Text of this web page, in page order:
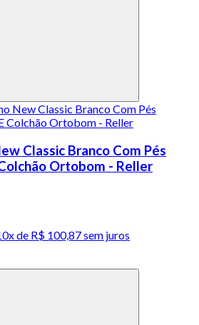
Classic Branco Com Pés
Ortobom - Reller
de R$ 100,87 sem juros